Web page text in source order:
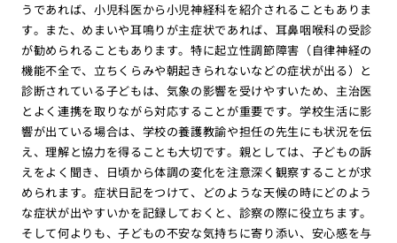
うであれば、小児科医から小児神経科を紹介されることもありま
す。また、めまいや耳鳴りが主症状であれば、耳鼻咽喉科の受診
が勧められることもあります。特に起立性調節障害（自律神経の
機能不全で、立ちくらみや朝起きられないなどの症状が出る）と
診断されている子どもは、気象の影響を受けやすいため、主治医
とよく連携を取りながら対応することが重要です。学校生活に影
響が出ている場合は、学校の養護教諭や担任の先生にも状況を伝
え、理解と協力を得ることも大切です。親としては、子どもの訴
えをよく聞き、日頃から体調の変化を注意深く観察することが求
められます。症状日記をつけて、どのような天候の時にどのよう
な症状が出やすいかを記録しておくと、診察の際に役立ちます。
そして何よりも、子どもの不安な気持ちに寄り添い、安心感を与